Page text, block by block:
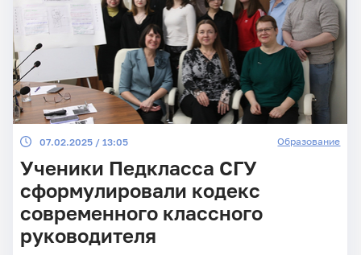
07.02.2025 / 13:05 Образование
Ученики Педкласса СГУ
сформулировали кодекс
современного классного
руководителя